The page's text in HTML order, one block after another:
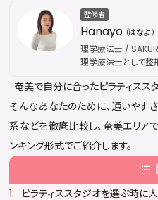
監修者
Hanayo （はなよ）
理学療法士 /
理学療法士として整
を担当。その後、国
Pilates」の認定資格
療現場で培った解剖
の仕組みに基づいた
ている。出勤枠は公
セル待ちが続出する
「奄美で自分に合ったピラティスス
そんなあなたのために、通いやす
系などを徹底比較し、奄美エリア
ンキング形式でご紹介します。
ピラティススタジオを選ぶ時に